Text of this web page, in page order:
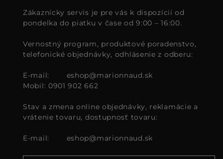
Zákaznícky servis je pre vás k dispozícií od
pondelka do piatku v čase od 9:00 – 16:00.
Vernostný program, produktové poradenstvo,
telefonické objednávky, odhlásenie z odberu:
E-mail:
eshop@marionnaud.sk
Mobil: 0901 902 662
Stav a zmena online objednávky, reklamácie a
vrátenie tovaru, dostupnosť tovaru:
E-mail: eshop@marionnaud.sk